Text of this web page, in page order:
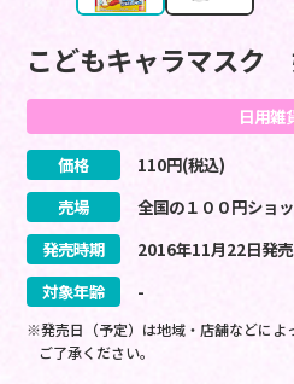
こどもキャラマスク
日用雑
価格 110円(税込)
売場
全国の１００円ショ
発売時期
2016年11月22日発売
対象年齢
-
※発売日（予定）は地域・店舗などによ
ご了承ください。